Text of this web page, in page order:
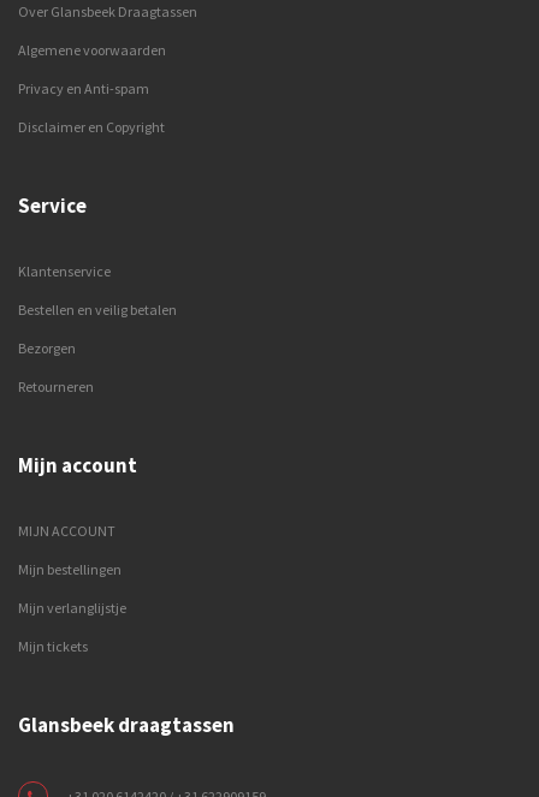
Over Glansbeek Draagtassen
Algemene voorwaarden
Privacy en Anti-spam
Disclaimer en Copyright
Service
Klantenservice
Bestellen en veilig betalen
Bezorgen
Retourneren
Mijn account
MIJN ACCOUNT
Mijn bestellingen
Mijn verlanglijstje
Mijn tickets
Glansbeek draagtassen